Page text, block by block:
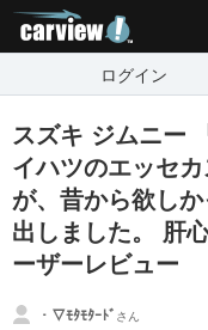
ログイン
スズキ ジムニー
イハツのエッセ
が、昔から欲し
出しました。 肝
ーザーレビュー
・▽ﾓﾀﾓﾀｰﾄﾞ さん